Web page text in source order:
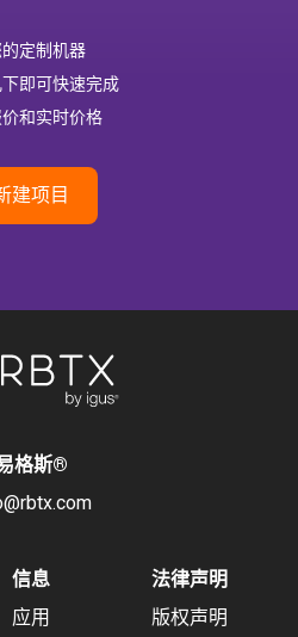
定制机器
即可快速完成
和实时价格
建项目
格斯®
信息
应用
法律声明
版权声明